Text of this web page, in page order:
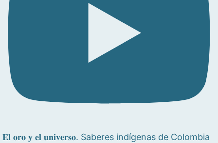
𝐄𝐥 𝐨𝐫𝐨 𝐲 𝐞𝐥 𝐮𝐧𝐢𝐯𝐞𝐫𝐬𝐨. Saberes indígenas de Colombia